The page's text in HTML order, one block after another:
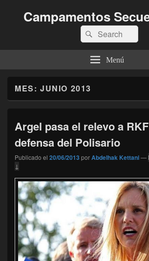
Campamentos
Buscar
por:
Buscar
Menú
MES: JUNIO 2013
Argel pasa el relevo a
defensa del Polisario
Publicado el 20/06/2013 porAbdelhak Kettani—
↓